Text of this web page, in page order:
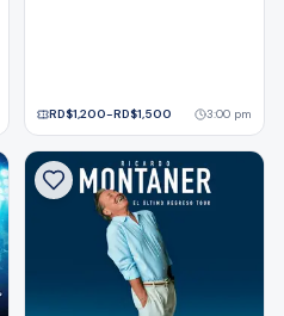
Blonda · Santo Domingo
RD$1,200-RD$1,500 3:00 pm